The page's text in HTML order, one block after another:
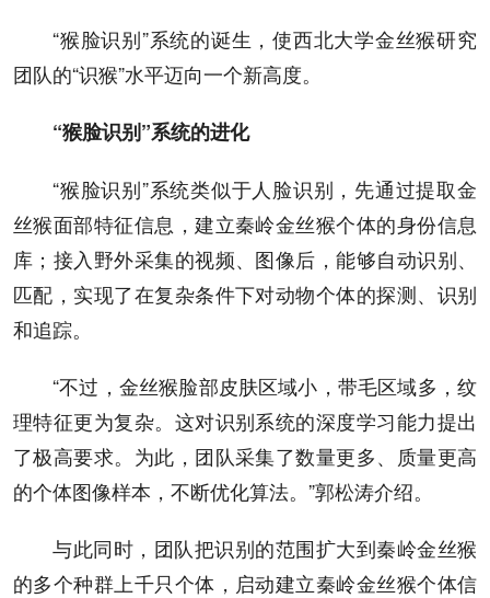
“猴脸识别”系统的诞生，使西北大学金丝猴研究
团队的“识猴”水平迈向一个新高度。
“猴脸识别”系统的进化
“猴脸识别”系统类似于人脸识别，先通过提取金
丝猴面部特征信息，建立秦岭金丝猴个体的身份信息
库；接入野外采集的视频、图像后，能够自动识别、
匹配，实现了在复杂条件下对动物个体的探测、识别
和追踪。
“不过，金丝猴脸部皮肤区域小，带毛区域多，纹
理特征更为复杂。这对识别系统的深度学习能力提出
了极高要求。为此，团队采集了数量更多、质量更高
的个体图像样本，不断优化算法。”郭松涛介绍。
与此同时，团队把识别的范围扩大到秦岭金丝猴
的多个种群上千只个体，启动建立秦岭金丝猴个体信